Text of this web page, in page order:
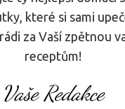
které si sami
za Vaší zpětnou
receptům!
Vaše Redakce